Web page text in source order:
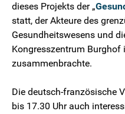
dieses Projekts der „
statt, der Akteure des
Gesundheitswesens und
Kongresszentrum Burghof
zusammenbrachte.
Die deutsch-französische
bis 17.30 Uhr auch